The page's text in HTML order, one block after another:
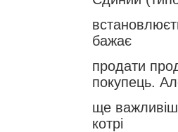
бажає
продати
покупець.
ще
котрі